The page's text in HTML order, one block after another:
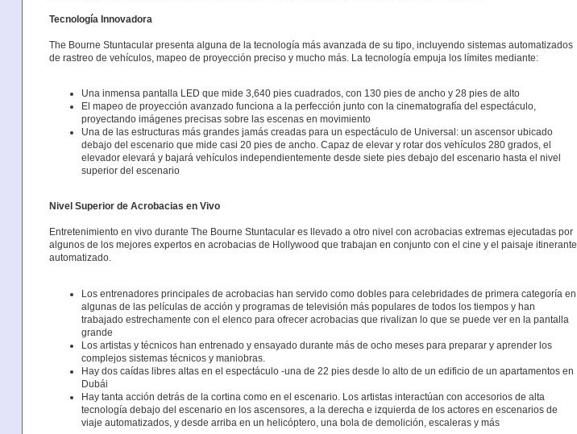
Tecnología Innovadora
The Bourne Stuntacular presenta alguna de la tecnología más avanzada de su tipo, incluyendo sistemas automatizados
de rastreo de vehículos, mapeo de proyección preciso y mucho más. La tecnología empuja los límites mediante:
Una inmensa pantalla LED que mide 3,640 pies cuadrados, con 130 pies de ancho y 28 pies de alto
El mapeo de proyección avanzado funciona a la perfección junto con la cinematografía del espectáculo,
proyectando imágenes precisas sobre las escenas en movimiento
Una de las estructuras más grandes jamás creadas para un espectáculo de Universal: un ascensor ubicado
debajo del escenario que mide casi 20 pies de ancho. Capaz de elevar y rotar dos vehículos 280 grados, el
elevador elevará y bajará vehículos independientemente desde siete pies debajo del escenario hasta el nivel
superior del escenario
Nivel Superior de Acrobacias en Vivo
Entretenimiento en vivo durante The Bourne Stuntacular es llevado a otro nivel con acrobacias extremas ejecutadas por
algunos de los mejores expertos en acrobacias de Hollywood que trabajan en conjunto con el cine y el paisaje itinerante
automatizado.
Los entrenadores principales de acrobacias han servido como dobles para celebridades de primera categoría en
algunas de las películas de acción y programas de televisión más populares de todos los tiempos y han
trabajado estrechamente con el elenco para ofrecer acrobacias que rivalizan lo que se puede ver en la pantalla
grande
Los artistas y técnicos han entrenado y ensayado durante más de ocho meses para preparar y aprender los
complejos sistemas técnicos y maniobras.
Hay dos caídas libres altas en el espectáculo -una de 22 pies desde lo alto de un edificio de un apartamentos en
Dubái
Hay tanta acción detrás de la cortina como en el escenario. Los artistas interactúan con accesorios de alta
tecnología debajo del escenario en los ascensores, a la derecha e izquierda de los actores en escenarios de
viaje automatizados, y desde arriba en un helicóptero, una bola de demolición, escaleras y más